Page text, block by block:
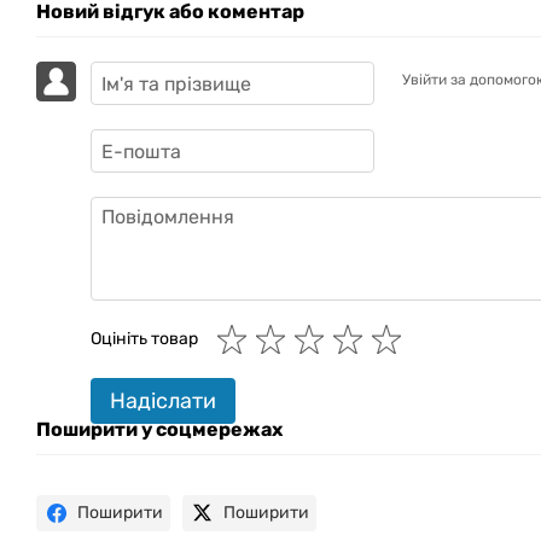
Новий відгук або коментар
Увійти за
Оцініть товар
Надіслати
Поширити у соцмережах
Поширити Поширити
GAZIKAI
Привіт! 👋 Я Gazik AI — допоможу
підібрати вживану комп'ютерну
техніку. Що шукаєш?